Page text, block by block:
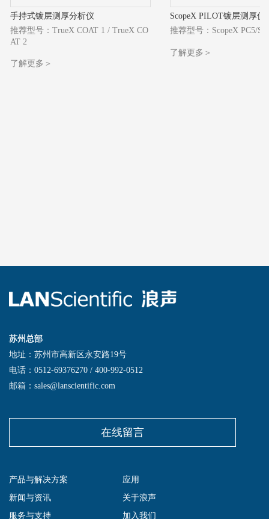
手持式镀层测厚分析仪
推荐型号：TrueX COAT 1 / TrueX CO
AT 2
了解更多＞
ScopeX PILOT镀层测厚仪
推荐型号：ScopeX PC5/
了解更多＞
苏州总部
地址：苏州市高新区永安路19号
电话：0512-69376270 / 400-992-0512
邮箱：sales@lanscientific.com
在线留言
产品与解决方案
应用
新闻与资讯
关于浪声
服务与支持
加入我们